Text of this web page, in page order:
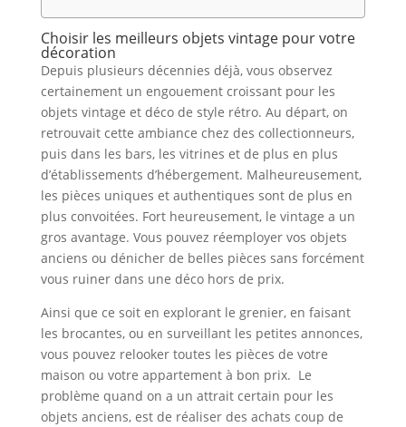
Choisir les meilleurs objets vintage pour votre
décoration
Depuis plusieurs décennies déjà, vous observez
certainement un engouement croissant pour les
objets vintage et déco de style rétro. Au départ, on
retrouvait cette ambiance chez des collectionneurs,
puis dans les bars, les vitrines et de plus en plus
d’établissements d’hébergement. Malheureusement,
les pièces uniques et authentiques sont de plus en
plus convoitées. Fort heureusement, le vintage a un
gros avantage. Vous pouvez réemployer vos objets
anciens ou dénicher de belles pièces sans forcément
vous ruiner dans une déco hors de prix.
Ainsi que ce soit en explorant le grenier, en faisant
les brocantes, ou en surveillant les petites annonces,
vous pouvez relooker toutes les pièces de votre
maison ou votre appartement à bon prix. Le
problème quand on a un attrait certain pour les
objets anciens, est de réaliser des achats coup de